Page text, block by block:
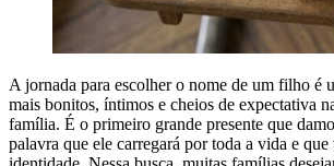
A jornada para escolher o nome de um filho é
mais bonitos, íntimos e cheios de expectativa
família. É o primeiro grande presente que
palavra que ele carregará por toda a vida e